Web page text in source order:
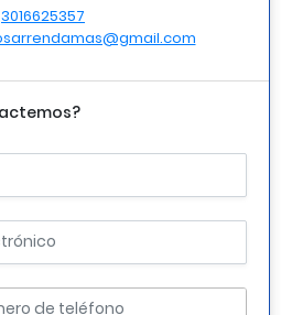
3016625357